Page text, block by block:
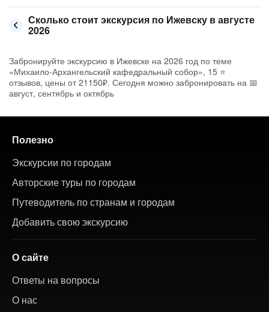
Сколько стоит экскурсия по Ижевску в августе
2026
Забронируйте экскурсию в Ижевске на 2026 год по теме
«Михаило-Архангельский кафедральный собор», 15 ⭐
отзывов, цены от 21150₽. Сегодня можно забронировать на 📅
август, сентябрь и октябрь
Полезно
Экскурсии по городам
Авторские туры по городам
Путеводитель по странам и городам
Добавить свою экскурсию
О сайте
Ответы на вопросы
О нас